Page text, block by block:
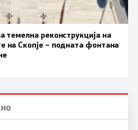
темелна реконструкција на
на Скопје – подната фонтана